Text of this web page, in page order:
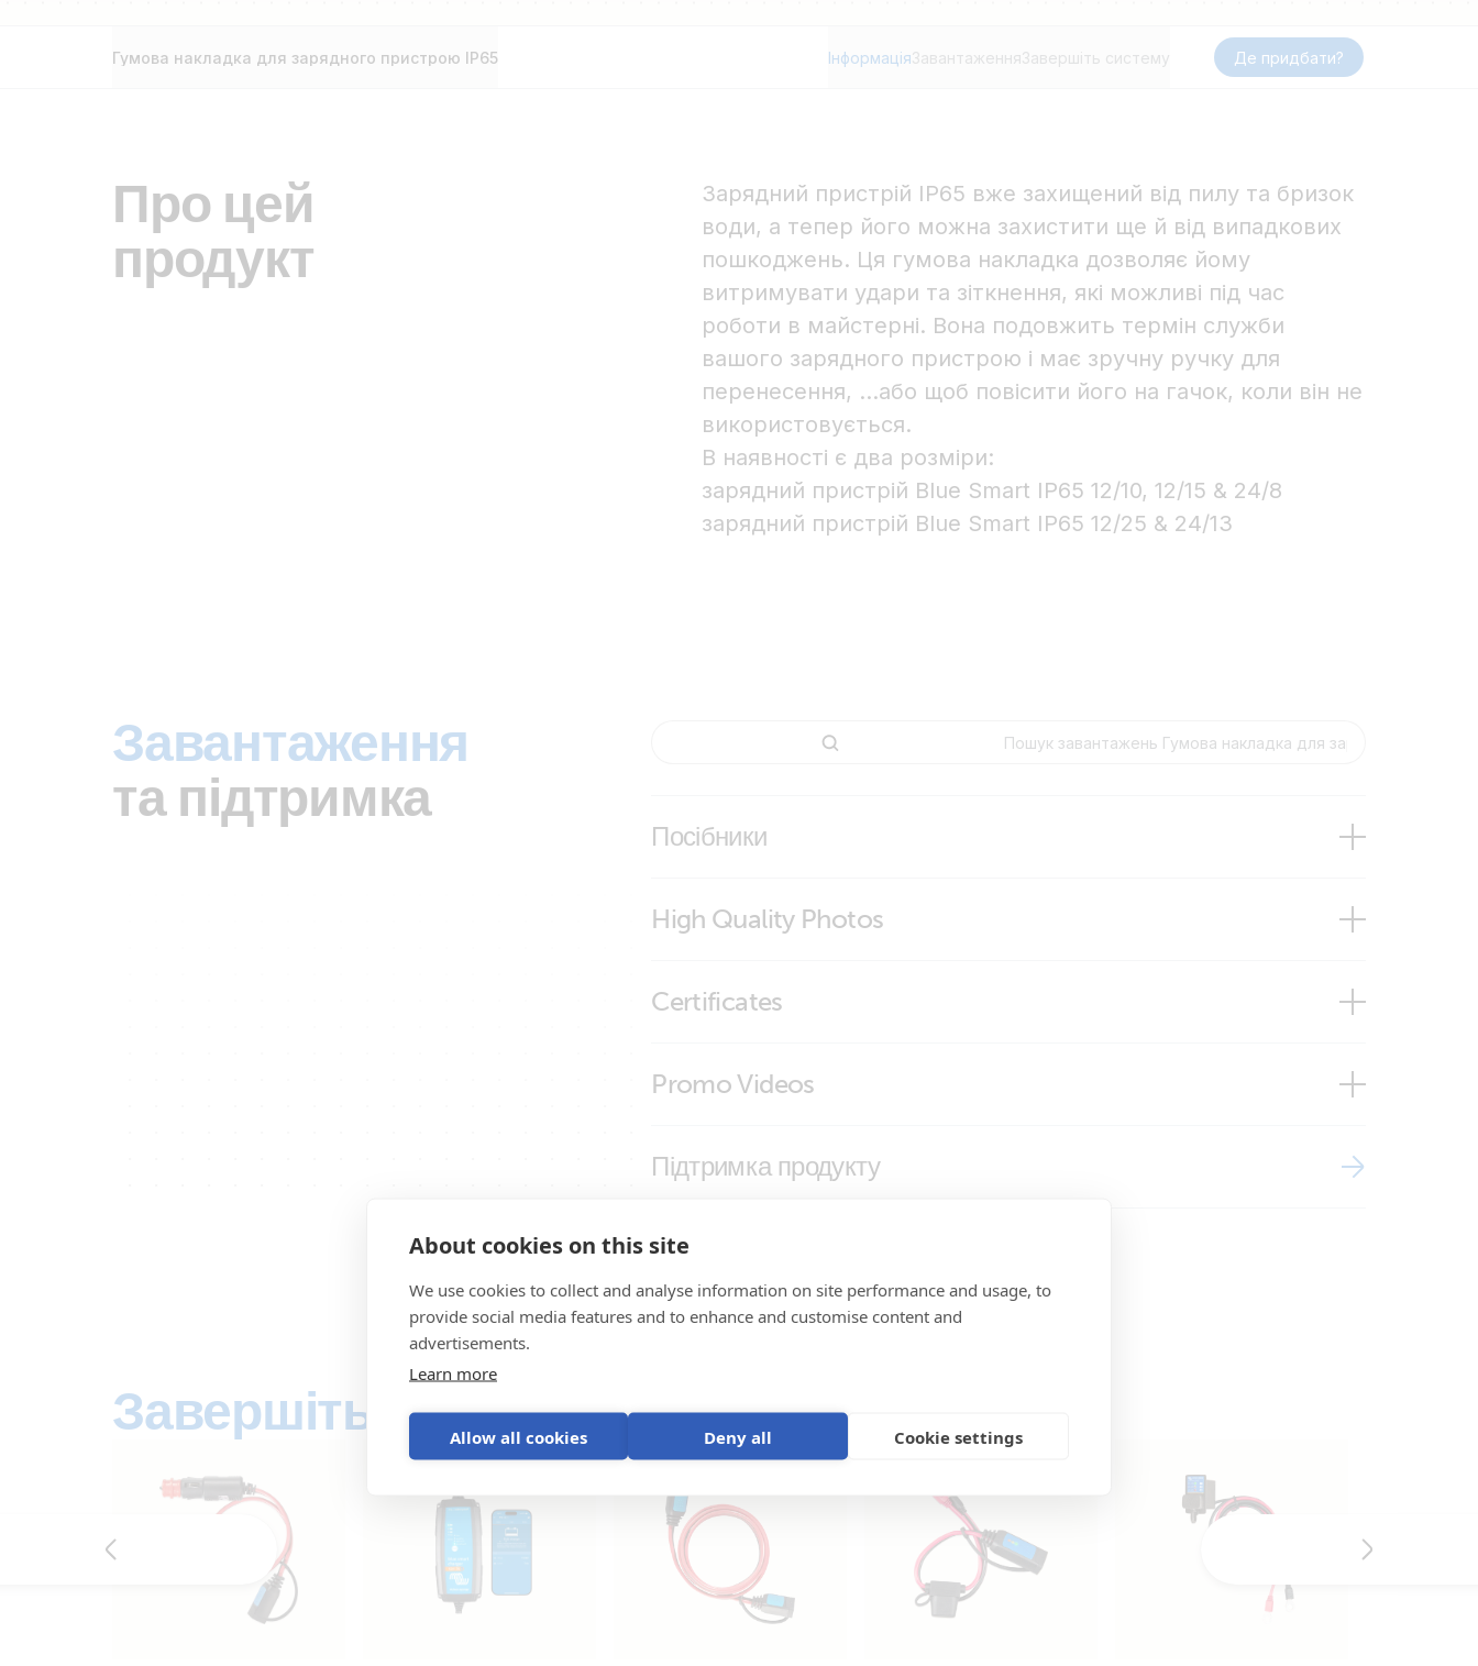
About cookies on this site
We use cookies to collect and analyse information on site performance and usage, to
provide social media features and to enhance and customise content and
advertisements.
Learn more
Allow all cookies Deny all Cookie settings
Гумова накладка для зарядного пристрою IP65 ІнформаціяЗавантаженняЗавершіть систему Де придбати?
Про цей
продукт
Зарядний пристрій IP65 вже захищений від пилу та бризок
води, а тепер його можна захистити ще й від випадкових
пошкоджень. Ця гумова накладка дозволяє йому
витримувати удари та зіткнення, які можливі під час
роботи в майстерні. Вона подовжить термін служби
вашого зарядного пристрою і має зручну ручку для
перенесення, ...або щоб повісити його на гачок, коли він не
використовується.
В наявності є два розміри:
зарядний пристрій Blue Smart IP65 12/10, 12/15 & 24/8
зарядний пристрій Blue Smart IP65 12/25 & 24/13
Завантаження
та підтримка
Посібники
High Quality Photos
Rubber bumper for Blue Smart IP65 Charger 12/10, 12/15, 24/8 with charger
(side)
Certificates
Promo Videos
Підтримка продукту
Завершіть систему